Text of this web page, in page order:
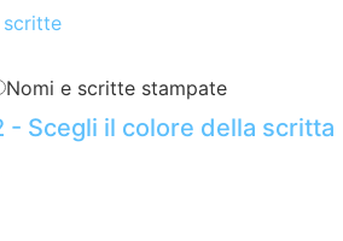
scritte
Nomi e scritte stampate
- Scegli il colore della scritta